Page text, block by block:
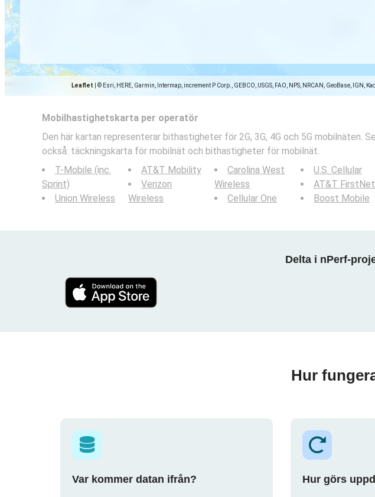
Leaflet © Esri, HERE, Garmin, Intermap, increment P Corp., GEBCO, USGS, FAO, NPS, NRCAN, GeoBase,
Mobilhastighetskarta per operatör
Den här kartan representerar bithastigheter för 2G, 3G, 4G och 5G mobilnäten. Se
också: täckningskarta för mobilnät och bithastigheter för mobilnät.
T-Mobile (inc.
Sprint)
Union Wireless
AT&T Mobility
Verizon
Wireless
Carolina West
Wireless
Cellular One
U.S. Cellular
AT&T FirstNet
Boost Mobile
Delta i nPerf-
Hur
Var kommer datan ifrån? Hur görs